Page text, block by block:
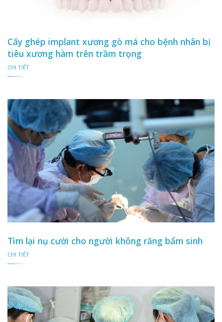
Cấy ghép implant xương gò má cho bệnh nhân bị
tiêu xương hàm trên trầm trọng
CHI TIẾT
Tìm lại nụ cười cho người không răng bẩm sinh
CHI TIẾT